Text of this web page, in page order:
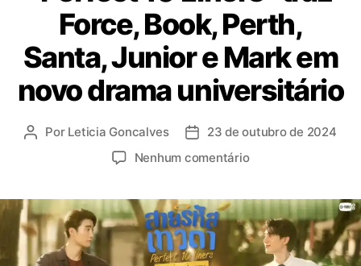
E
A
K
g
o
r
i
a
Force, Book, Perth,
Santa, Junior e Mark em
novo drama universitário
A
r
d
o
p
Por Leticia Goncalves
D
d
e
p
u
23 de outubro de 2024
Nenhum comentárioe
P
e
r